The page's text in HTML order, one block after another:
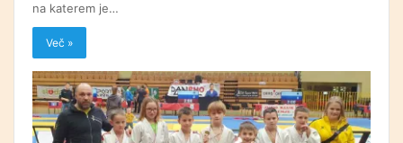
na katerem je…
Več »